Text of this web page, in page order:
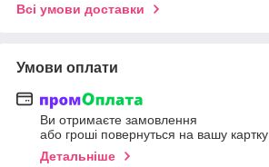
Всі умови доставки
Умови оплати
Ви отримаєте замовлення
або гроші повернуться на вашу картку
Детальніше